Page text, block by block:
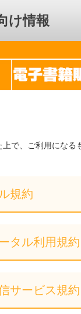
け情報
で、ご利用になる
規約
タル利用規約
サービス規約